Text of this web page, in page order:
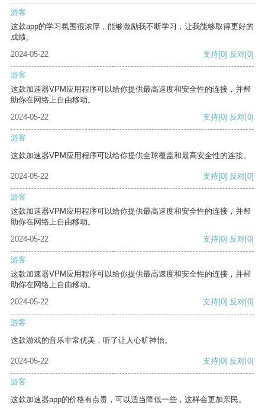
游客
这款app的学习氛围很浓厚，能够激励我不断学习，让我能够取得更好的
成绩。
2024-05-22
支持[0] 反对[0]
游客
这款加速器VPM应用程序可以给你提供最高速度和安全性的连接，并帮
助你在网络上自由移动。
2024-05-22
支持[0] 反对[0]
游客
这款加速器VPM应用程序可以给你提供全球覆盖和最高安全性的连接。
2024-05-22 支持[0] 反对[0]
游客
这款加速器VPM应用程序可以给你提供最高速度和安全性的连接，并帮
助你在网络上自由移动。
2024-05-22
支持[0] 反对[0]
游客
这款加速器VPM应用程序可以给你提供最高速度和安全性的连接，并帮
助你在网络上自由移动。
2024-05-22
支持[0] 反对[0]
游客
这款游戏的音乐非常优美，听了让人心旷神怡。
2024-05-22 支持[0] 反对[0]
游客
这款加速器app的价格有点贵，可以适当降低一些，这样会更加亲民。